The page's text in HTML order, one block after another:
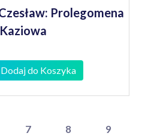
Prolegomena
Dodaj do Koszyka
7 8 9